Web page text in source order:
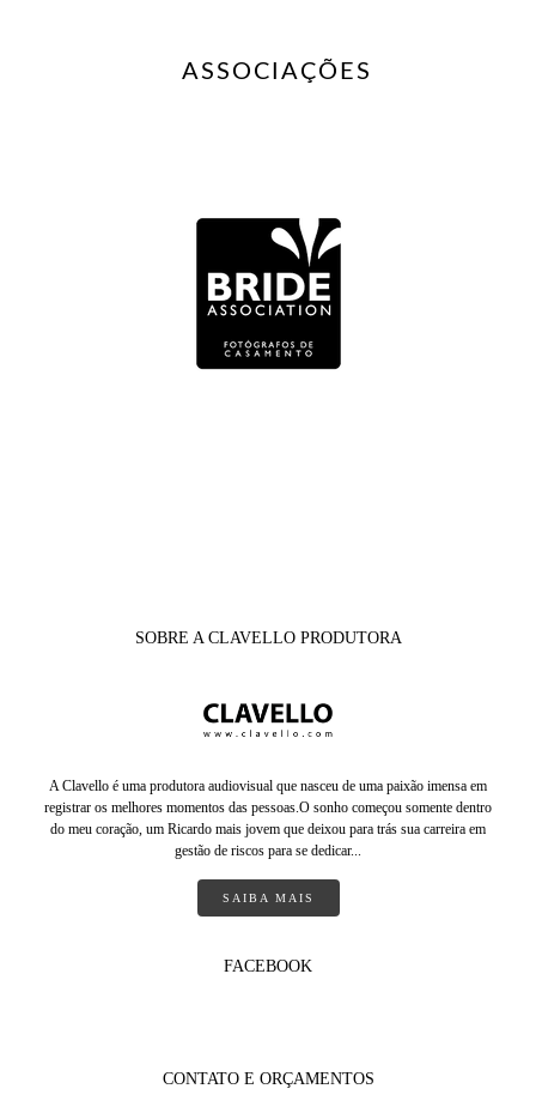
ASSOCIAÇÕES
SOBRE A CLAVELLO PRODUTORA
A Clavello é uma produtora audiovisual que nasceu de uma paixão imensa em
registrar os melhores momentos das pessoas.O sonho começou somente dentro
do meu coração, um Ricardo mais jovem que deixou para trás sua carreira em
gestão de riscos para se dedicar...
SAIBA MAIS
FACEBOOK
CONTATO E ORÇAMENTOS